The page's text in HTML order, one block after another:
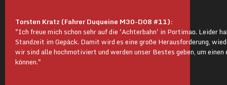
Torsten Kratz (Fahrer Duqueine M30-D08 #11):
"Ich freue mich schon sehr auf die 'Achterbahn' in Portimao. Leider
Standzeit im Gepäck. Damit wird es eine große Herausforderung,
wir sind alle hochmotiviert und werden unser Bestes geben, um
können."